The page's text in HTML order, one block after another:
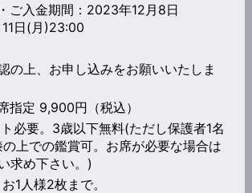
ご入金期間：2023年12月8日
日(月)23:00
の上、お申し込みをお願いいたしま
指定 9,900円（税込）
必要。3歳以下無料(ただし保護者1名
上での鑑賞可。お席が必要な場合は
求め下さい。)
1人様2枚まで。